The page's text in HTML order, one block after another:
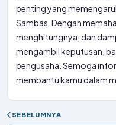
penting yang
Sambas. Dengan
menghitungnya, dan
mengambil keputusan,
pengusaha. Semoga
membantu kamu dalam
SEBELUMNYA